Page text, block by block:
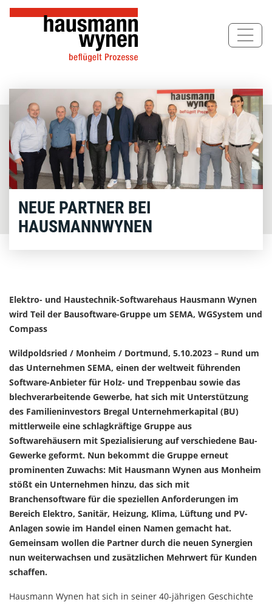
Direkt
NEUE PARTNER BEI
HAUSMANNWYNEN
Elektro- und Haustechnik-Softwarehaus Hausmann Wynen
wird Teil der Bausoftware-Gruppe um SEMA, WGSystem und
Compass
Wildpoldsried / Monheim / Dortmund, 5.10.2023 – Rund um
das Unternehmen SEMA, einen der weltweit führenden
Software-Anbieter für Holz- und Treppenbau sowie das
blechverarbeitende Gewerbe, hat sich mit Unterstützung
des Familieninvestors Bregal Unternehmerkapital (BU)
mittlerweile eine schlagkräftige Gruppe aus
Softwarehäusern mit Spezialisierung auf verschiedene Bau-
Gewerke geformt. Nun bekommt die Gruppe erneut
prominenten Zuwachs: Mit Hausmann Wynen aus Monheim
stößt ein Unternehmen hinzu, das sich mit
Branchensoftware für die speziellen Anforderungen im
Bereich Elektro, Sanitär, Heizung, Klima, Lüftung und PV-
Anlagen sowie im Handel einen Namen gemacht hat.
Gemeinsam wollen die Partner durch die neuen Synergien
nun weiterwachsen und zusätzlichen Mehrwert für Kunden
schaffen.
Hausmann Wynen hat sich in seiner 40-jährigen Geschichte